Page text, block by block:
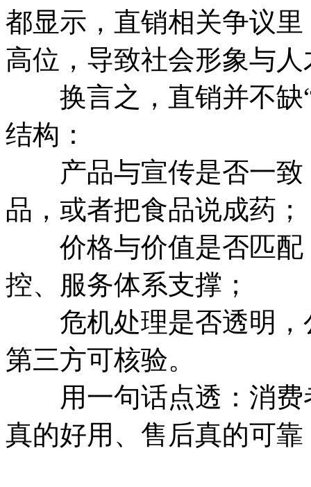
都显示，直销相关争议
高位，导致社会形象与
换言之，直销并不缺“
结构：
产品与宣传是否一致
品，或者把食品说成药；
价格与价值是否匹配
控、服务体系支撑；
危机处理是否透明，
第三方可核验。
用一句话点透：消费
真的好用、售后真的可